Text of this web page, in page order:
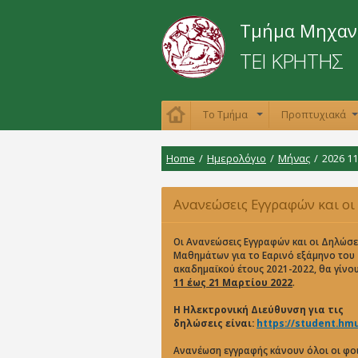
Τμήμα
ΤΕΙ ΚΡΗΤΗΣ
Το Τμήμα Προπτυχιακά
Home / Ημερολόγιο / Μήνας / 2026 11
Ανανεώσεις Εγγραφών και οι
Δηλώσεις Μαθημάτων για το
εξάμηνο του ακαδημαϊκού
2021-2022
Οι Ανανεώσεις Εγγραφών και οι
Μαθημάτων για το Εαρινό εξάμηνο του
ακαδημαϊκού έτους 2021-2022, θα
11 έως 21 Μαρτίου 2022.
Η Ηλεκτρονική Διεύθυνση για τις
δηλώσεις είναι: https://
Ανανέωση εγγραφής κάνουν όλοι οι